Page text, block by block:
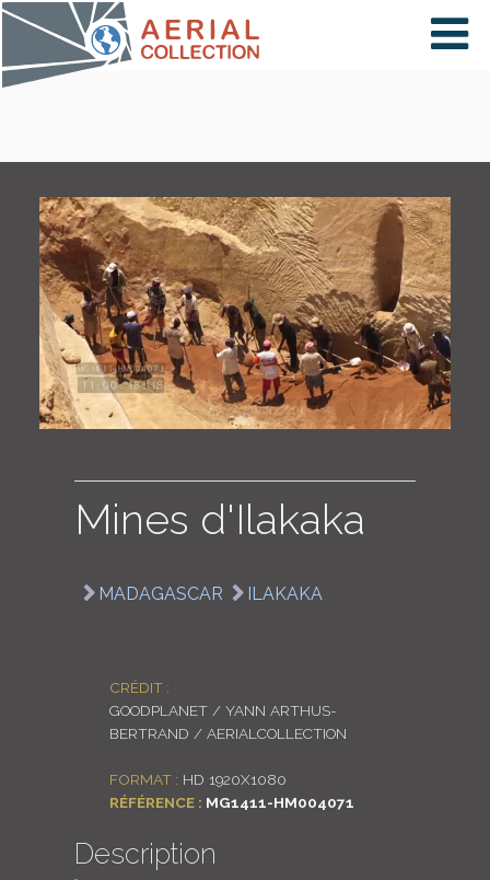
×
PAYS
CARTE
COLLECTIONS
LOGIN
Mines d'Ilakaka
MADAGASCAR ILAKAKA
CRÉDIT :
GOODPLANET / YANN ARTHUS-
BERTRAND / AERIALCOLLECTION
FORMAT : HD 1920X1080
RÉFÉRENCE : MG1411-HM004071
Description